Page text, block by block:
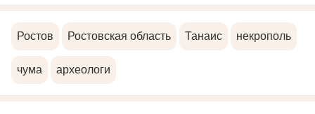
Ростов Ростовская область Танаис некрополь
чума археологи